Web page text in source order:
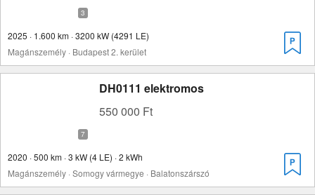
2025 · 1.600 km · 3200 kW (4291 LE)
Magánszemély · Budapest 2. kerület
DH0111 elektromos
550 000 Ft
2020 · 500 km · 3 kW (4 LE) · 2 kWh
Magánszemély · Somogy vármegye · Balatonszárszó